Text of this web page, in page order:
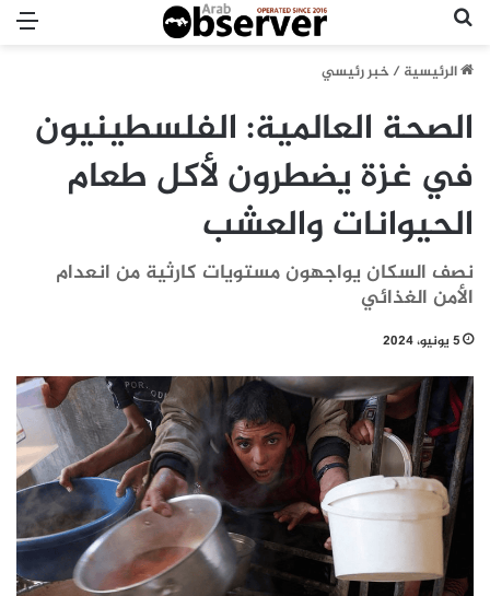
الرئيسية/خبر رئيسي
الصحة العالمية: الفلسطينيون
في غزة يضطرون لأكل طعام
الحيوانات والعشب
نصف السكان يواجهون مستويات كارثية من انعدام
الأمن الغذائي
5 يونيو، 2024